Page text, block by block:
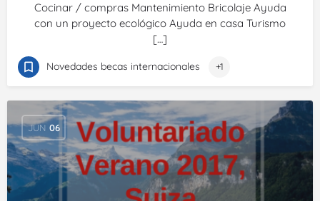
Cocinar / compras Mantenimiento Bricolaje Ayuda
con un proyecto ecológico Ayuda en casa Turismo
[…]
Novedades becas internacionales +1
JUN 06